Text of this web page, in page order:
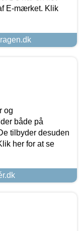
E-mærket. Klik
og
både på
tilbyder desuden
her for at se